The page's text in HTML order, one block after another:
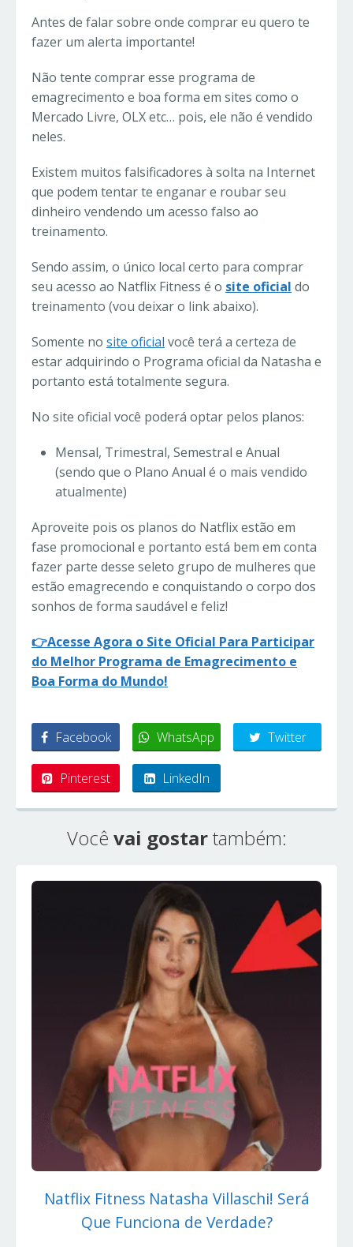
Antes de falar sobre onde comprar eu quero te
fazer um alerta importante!
Não tente comprar esse programa de
emagrecimento e boa forma em sites como o
Mercado Livre, OLX etc… pois, ele não é vendido
neles.
Existem muitos falsificadores à solta na Internet
que podem tentar te enganar e roubar seu
dinheiro vendendo um acesso falso ao
treinamento.
Sendo assim, o único local certo para comprar
seu acesso ao Natflix Fitness é o site oficial do
treinamento (vou deixar o link abaixo).
Somente no site oficial você terá a certeza de
estar adquirindo o Programa oficial da Natasha e
portanto está totalmente segura.
No site oficial você poderá optar pelos planos:
Mensal, Trimestral, Semestral e Anual
(sendo que o Plano Anual é o mais vendido
atualmente)
Aproveite pois os planos do Natflix estão em
fase promocional e portanto está bem em conta
fazer parte desse seleto grupo de mulheres que
estão emagrecendo e conquistando o corpo dos
sonhos de forma saudável e feliz!
👉Acesse Agora o Site Oficial Para Participar
do Melhor Programa de Emagrecimento e
Boa Forma do Mundo!
Facebook WhatsApp Twitter
Pinterest LinkedIn
Você vai gostartambém:
Natflix Fitness Natasha Villaschi! Será
Que Funciona de Verdade?